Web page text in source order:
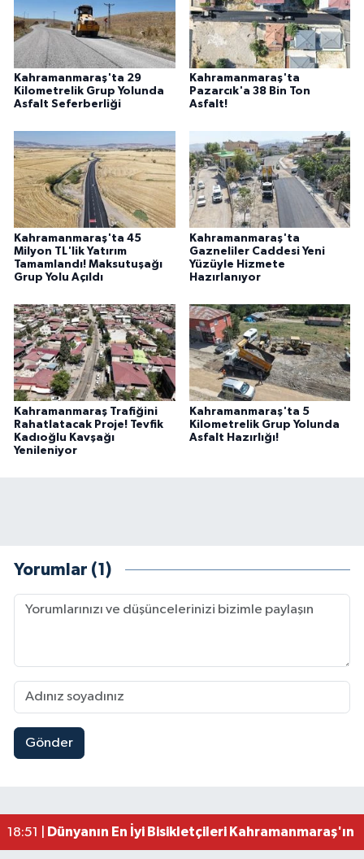
Kahramanmaraş'ta 29
Kilometrelik Grup Yolunda
Asfalt Seferberliği
Kahramanmaraş'ta
Pazarcık'a 38 Bin Ton
Asfalt!
Kahramanmaraş'ta 45
Milyon TL'lik Yatırım
Tamamlandı! Maksutuşağı
Grup Yolu Açıldı
Kahramanmaraş'ta
Gazneliler Caddesi Yeni
Yüzüyle Hizmete
Hazırlanıyor
Kahramanmaraş Trafiğini
Rahatlatacak Proje! Tevfik
Kadıoğlu Kavşağı
Yenileniyor
Kahramanmaraş'ta 5
Kilometrelik Grup Yolunda
Asfalt Hazırlığı!
Yorumlar (1)
Gönder
19:49 |Mersin'de Tatil Kabusu! Kahramanmaraşlı
18:51 |
Dünyanın En İyi Bisikletçileri Kahramanmaraş'ın
15:15 |Kahramanmaraş'ta Zehir Tacirlerine Eş Zamanlı